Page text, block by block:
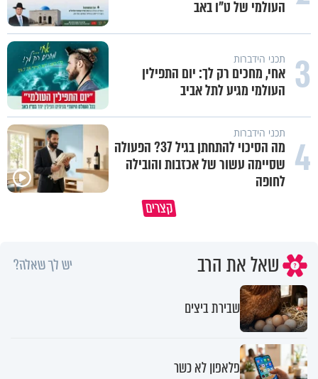
העולמי של ט"ו באב
3 תכני הידברות
אחי, מחכים רק לך: יום התפילין
העולמי מגיע לתל אביב
4 תכני הידברות
מה הסיכוי להתחתן בגיל 37? הפעולה
שסיימה עשור של אכזבות והובילה
לחופה
קצרים
שאל את הרב יש לך שאלה?
שבירת ביצים
פלאפון לא כשר